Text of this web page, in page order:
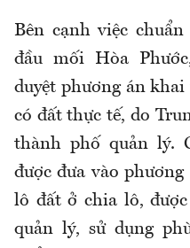
Bên cạnh việc
đầu mối Hòa
duyệt phương án
có đất thực tế, do
thành phố quản lý.
được đưa vào
lô đất ở chia lô,
quản lý, sử dụng